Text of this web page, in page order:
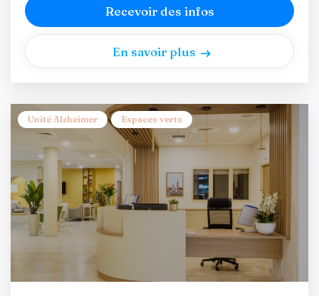
Recevoir des infos
En savoir plus
Unité Alzheimer Espaces verts